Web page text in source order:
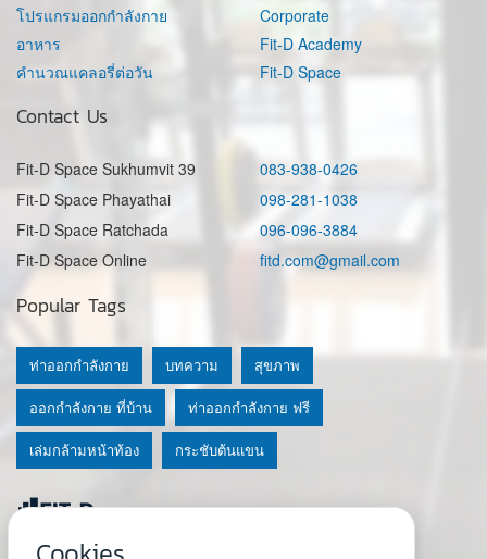
โปรแกรมออกกำลังกาย
อาหาร
คำนวณแคลอรี่ต่อวัน
Corporate
Fit-D Academy
Fit-D Space
Contact Us
Fit-D Space Sukhumvit 39
083-938-0426
Fit-D Space Phayathai
098-281-1038
Fit-D Space Ratchada
096-096-3884
Fit-D Space Online
fitd.com@gmail.com
Popular Tags
ท่าออกกำลังกาย บทความ สุขภาพ
ออกกำลังกาย ที่บ้าน ท่าออกกำลังกาย ฟรี
เล่มกล้ามหน้าท้อง กระชับต้นแขน